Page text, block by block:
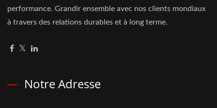
performance. Grandir ensemble avec nos clients mondiaux
à travers des relations durables et à long terme.
Notre Adresse